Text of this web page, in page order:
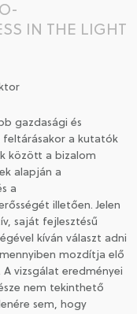
A
IN THE LIGHT
gazdasági és
feltárásakor a kutatók
között a bizalom
alapján a
a
illetően. Jelen
saját fejlesztésű
kíván választ adni
mozdítja elő
vizsgálat eredményei
nem tekinthető
sem, hogy